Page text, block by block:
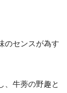
のセンスが為す
、牛蒡の野趣と